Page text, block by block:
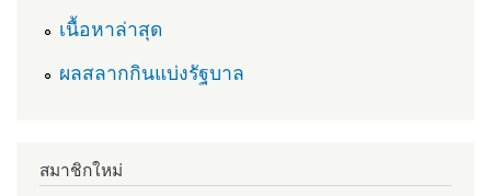
เนื้อหาล่าสุด
ผลสลากกินแบ่งรัฐบาล
สมาชิกใหม่